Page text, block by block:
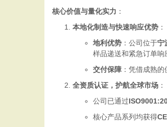
核心价值与量化实力 ：
本地化制造与快速响应优势 ：
地利优势 ：公司位于宁
样品递送和紧急订单响
交付保障 ：凭借成熟
全资质认证，护航全球市场 ：
公司已通过
核心产品系列均获得